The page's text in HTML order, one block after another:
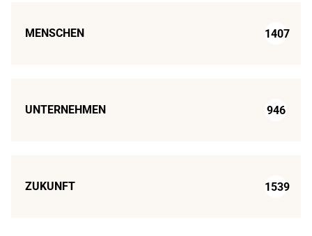
MENSCHEN 1407
UNTERNEHMEN 946
ZUKUNFT 1539